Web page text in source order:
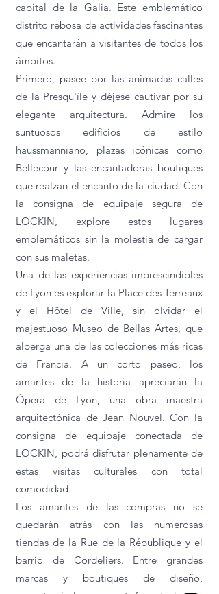
capital de la Galia. Este emblemático
distrito rebosa de actividades fascinantes
que encantarán a visitantes de todos los
ámbitos.
Primero, pasee por las animadas calles
de la Presqu'île y déjese cautivar por su
elegante arquitectura. Admire los
suntuosos edificios de estilo
haussmanniano, plazas icónicas como
Bellecour y las encantadoras boutiques
que realzan el encanto de la ciudad. Con
la consigna de equipaje segura de
LOCKIN, explore estos lugares
emblemáticos sin la molestia de cargar
con sus maletas.
Una de las experiencias imprescindibles
de Lyon es explorar la Place des Terreaux
y el Hôtel de Ville, sin olvidar el
majestuoso Museo de Bellas Artes, que
alberga una de las colecciones más ricas
de Francia. A un corto paseo, los
amantes de la historia apreciarán la
Ópera de Lyon, una obra maestra
arquitectónica de Jean Nouvel. Con la
consigna de equipaje conectada de
LOCKIN, podrá disfrutar plenamente de
estas visitas culturales con total
comodidad.
Los amantes de las compras no se
quedarán atrás con las numerosas
tiendas de la Rue de la République y el
barrio de Cordeliers. Entre grandes
marcas y boutiques de diseño,